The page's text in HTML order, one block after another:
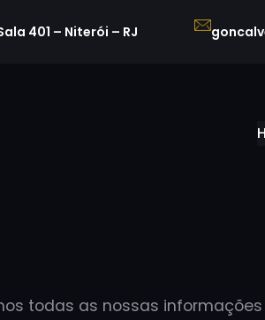
401 – Niterói – RJ
todas as nossas